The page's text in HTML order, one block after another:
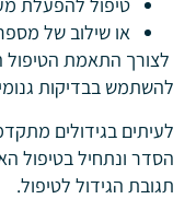
או שילוב של
לצורך התאמת הטיפול
להשתמש בבדיקות
לעיתים בגידולים
הסדר ונתחיל בטיפול
תגובת הגידול לטיפול.